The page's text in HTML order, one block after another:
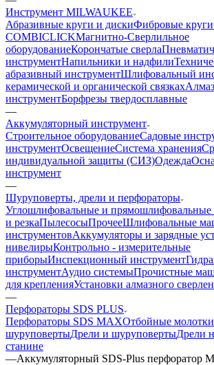
Инструмент MILWAUKEE
Абразивные круги и дискиФибровые круги
COMBICLICKМагнитно-Сверлильное
оборудованиеКорончатые сверла
инструментНапильники и надфили
абразивный инструментШлифовальный
керамической и органической связках
инструментБорфрезы твердосплавные
—
Аккумуляторный инструмент
Строительное оборудованиеСадовые
инструментОсвещениеСистема хранения
индивидуальной защиты (СИЗ)Одежда
инструмент
—
Шуруповерты, дрели и перфораторы
Углошлифовальные и
и резкаПылесосыПрочееШлифовальные
инструментовАккумуляторы и зарядные
нивелирыКонтрольно - измерительные
приборыИнспекционный инструмент
инструментАудио системыПрочистные
для крепленияУстановки алмазного
—
Перфораторы SDS PLUS
Перфораторы SDS MAXОтбойные молотки
шуруповертыДрели и шуруповертыДрели
станине
—Аккумуляторный SDS-Plus перфоратор